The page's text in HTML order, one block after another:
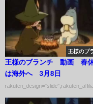
王様のブ
王様のブランチ 動画 春
は海外へ 3月8日